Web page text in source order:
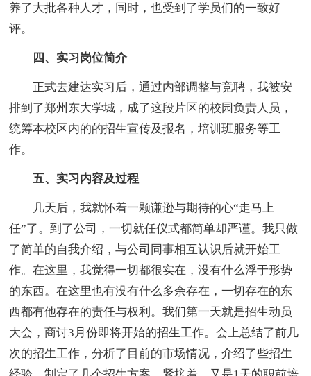
养了大批各种人才，同时，也受到了学员们的一致好
评。
四、实习岗位简介
正式去建达实习后，通过内部调整与竞聘，我被安
排到了郑州东大学城，成了这段片区的校园负责人员，
统筹本校区内的的招生宣传及报名，培训班服务等工
作。
五、实习内容及过程
几天后，我就怀着一颗谦逊与期待的心“走马上
任”了。到了公司，一切就任仪式都简单却严谨。我只做
了简单的自我介绍，与公司同事相互认识后就开始工
作。在这里，我觉得一切都很实在，没有什么浮于形势
的东西。在这里也有没有什么多余存在，一切存在的东
西都有他存在的责任与权利。我们第一天就是招生动员
大会，商讨3月份即将开始的招生工作。会上总结了前几
次的招生工作，分析了目前的市场情况，介绍了些招生